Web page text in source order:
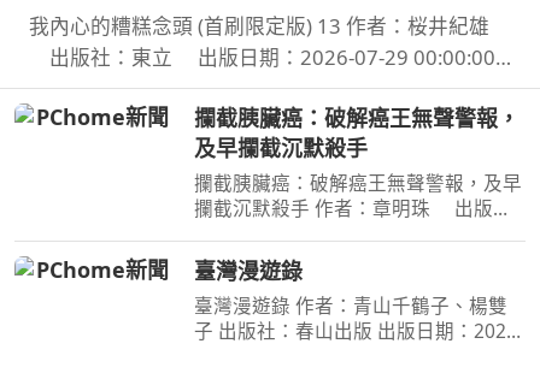
我內心的糟糕念頭 (首刷限定版) 13 作者：桜井紀雄
出版社：東立 出版日期：2026-07-29 00:00:00
這次居然開始同居？時間是測驗即將到來的寒假。京
太郎居然面臨得到山田家寄住的狀況！住在同一個屋
攔截胰臟癌：破解癌王無聲警報，
及早攔截沉默殺手
攔截胰臟癌：破解癌王無聲警報，及早
攔截沉默殺手 作者：章明珠 出版
04 00:00:00 定期健檢正常，為何仍得
胰臟癌？ 台大權威醫師25年篩檢實
證， 鎖定胰臟癌關鍵1公分，
臺灣漫遊錄
臺灣漫遊錄 作者：青山千鶴子、楊雙
子 出版社：春山出版 出版日期：2020-